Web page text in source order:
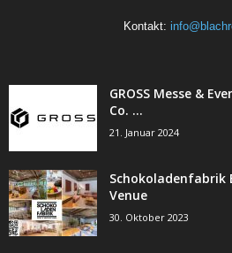
Kontakt:
GROSS Messe &
Co. ...
21. Januar 2024
Schokoladenfabrik
Venue
30. Oktober 2023